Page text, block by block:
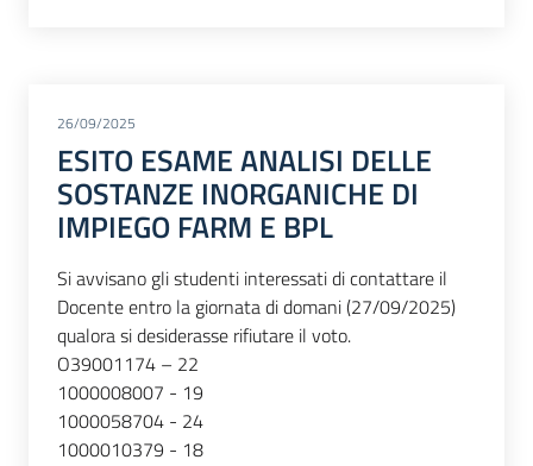
26/09/2025
ESITO ESAME ANALISI DELLE
SOSTANZE INORGANICHE DI
IMPIEGO FARM E BPL
Si avvisano gli studenti interessati di contattare il
Docente entro la giornata di domani (27/09/2025)
qualora si desiderasse rifiutare il voto.
O39001174 – 22
1000008007 - 19
1000058704 - 24
1000010379 - 18